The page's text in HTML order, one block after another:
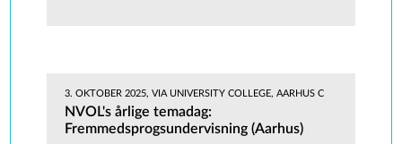
3. OKTOBER 2025, VIA UNIVERSITY COLLEGE, AARHUS C
NVOL's årlige temadag:
Fremmedsprogsundervisning (Aarhus)